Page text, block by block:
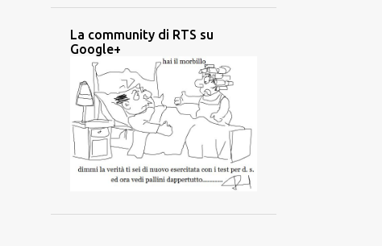
La community di RTS su
Google+